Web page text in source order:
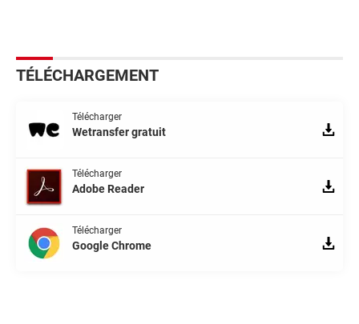
TÉLÉCHARGEMENT
Télécharger
Wetransfer gratuit
Télécharger
Adobe Reader
Télécharger
Google Chrome